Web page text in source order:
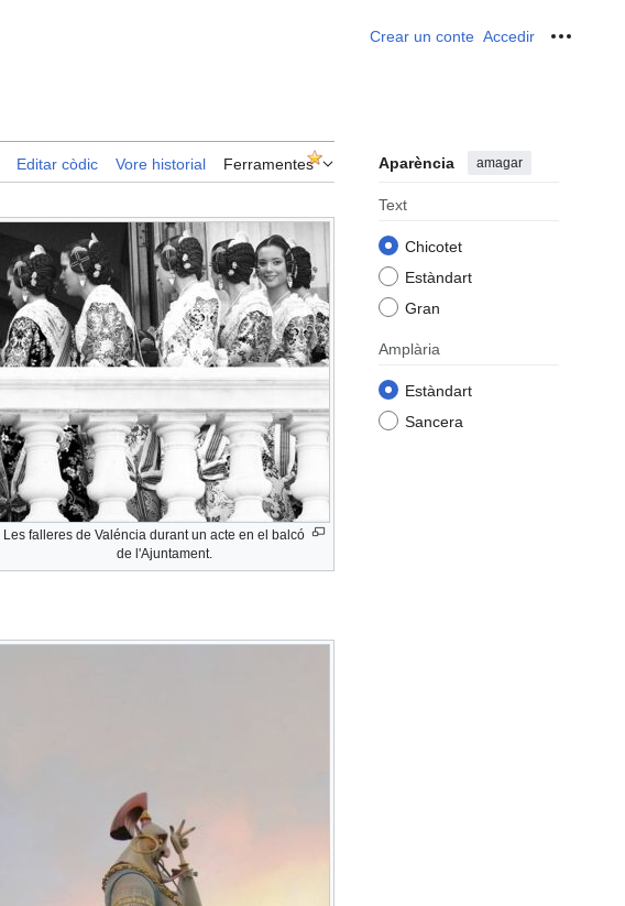
Crear un conte Accedir
Editar còdic Vore historial Ferramentes Aparència amagar
Text
Chicotet
Estàndart
Gran
Amplària
Estàndart
Sancera
Les falleres de Valéncia durant un acte en el balcó
de l'Ajuntament.